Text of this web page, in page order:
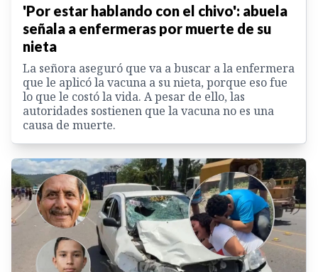
'Por estar hablando con el chivo': abuela
señala a enfermeras por muerte de su
nieta
La señora aseguró que va a buscar a la enfermera
que le aplicó la vacuna a su nieta, porque eso fue
lo que le costó la vida. A pesar de ello, las
autoridades sostienen que la vacuna no es una
causa de muerte.